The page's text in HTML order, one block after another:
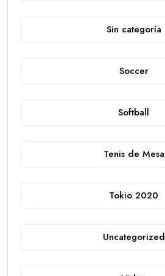
Sin categoría
Soccer
Softball
Tenis de Mesa
Tokio 2020
Uncategorized